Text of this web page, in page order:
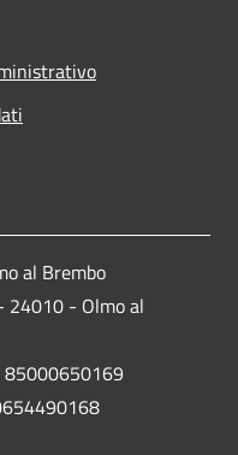
al Brembo
24010 - Olmo al
85000650169